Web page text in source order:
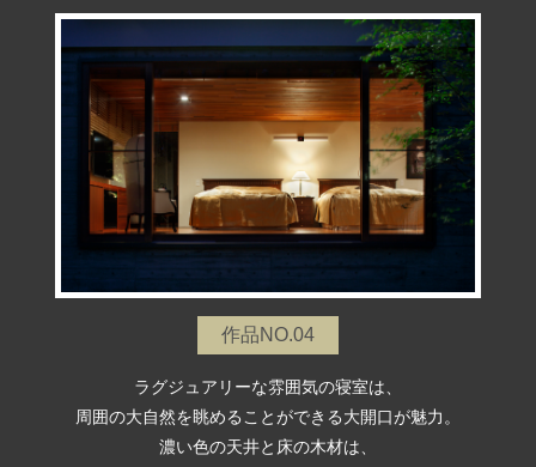
作品NO.04
ラグジュアリーな雰囲気の寝室は、
周囲の大自然を眺めることができる大開口が魅力。
濃い色の天井と床の木材は、